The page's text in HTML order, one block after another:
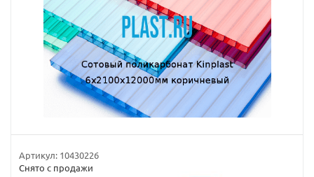
Артикул: 10430226
Снято с продажи